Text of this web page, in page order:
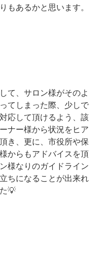
もあるかと思います。
て、サロン様がそのよ
てしまった際、少しで
応して頂けるよう、該
ナー様から状況をヒア
き、更に、市役所や保
からもアドバイスを頂
様なりのガイドライン
ちになることが出来れ
💡